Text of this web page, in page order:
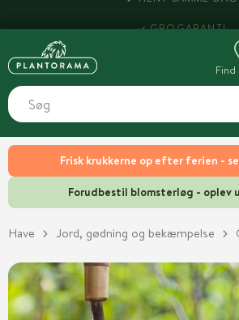
Frisk krukkerne op efter ferien -
Forudbestil blomsterløg - oplev
Have Jord, gødning og bekæmpelse